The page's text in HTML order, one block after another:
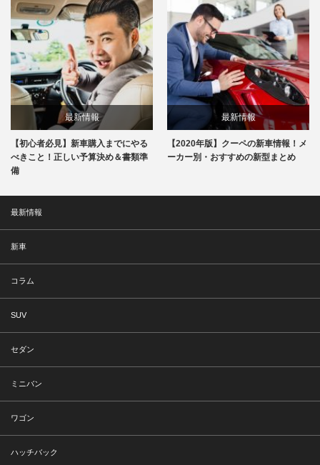
最新情報
【初心者必見】新車購入までにやる
べきこと！正しい予算決め＆書類準
備
最新情報
【2020年版】クーペの新車情報！メ
ーカー別・おすすめの新型まとめ
最新情報
新車
コラム
SUV
セダン
ミニバン
ワゴン
ハッチバック